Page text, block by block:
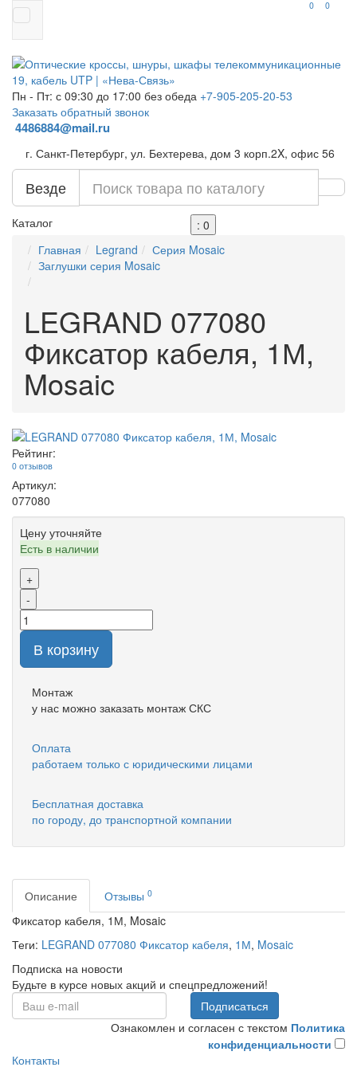
0 0
Пн - Пт: с 09:30 до 17:00 без обеда +7-905-205-20-53
Заказать обратный звонок
4486884@mail.ru
г. Санкт-Петербург, ул. Бехтерева, дом 3 корп.2X, офис 56
Везде
Каталог
: 0
Главная
Legrand
Серия Mosaic
Заглушки серия Mosaic
LEGRAND 077080
Фиксатор кабеля, 1М,
Mosaic
Рейтинг:
0 отзывов
Артикул:
077080
Цену уточняйте
Есть в наличии
+
-
В корзину
Монтаж
у нас можно заказать монтаж СКС
Оплата
работаем только с юридическими лицами
Бесплатная доставка
по городу, до транспортной компании
Описание Отзывы 0
Фиксатор кабеля, 1М, Mosaic
Теги: LEGRAND 077080 Фиксатор кабеля, 1М, Mosaic
Подписка на новости
Будьте в курсе новых акций и спецпредложений!
Подписаться
Ознакомлен и согласен с текстом Политика
конфиденциальности
Контакты